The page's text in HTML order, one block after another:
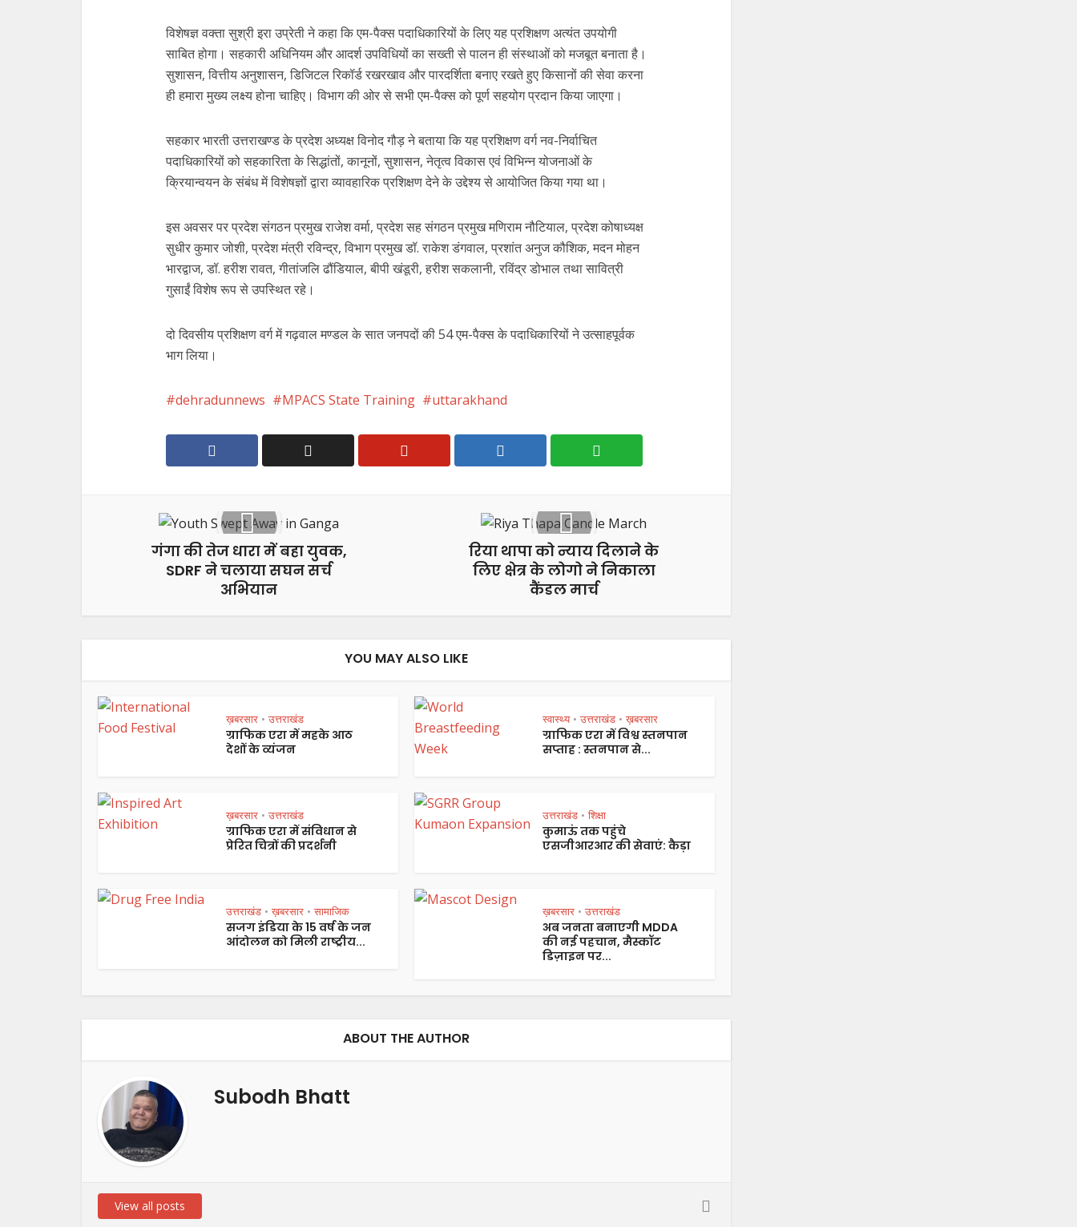
विशेषज्ञ वक्ता सुश्री इरा उप्रेती ने कहा कि एम-पैक्स पदाधिकारियों के लिए यह प्रशिक्षण अत्यंत उपयोगी
साबित होगा। सहकारी अधिनियम और आदर्श उपविधियों का सख्ती से पालन ही संस्थाओं को मजबूत बनाता है।
सुशासन, वित्तीय अनुशासन, डिजिटल रिकॉर्ड रखरखाव और पारदर्शिता बनाए रखते हुए किसानों की सेवा करना
ही हमारा मुख्य लक्ष्य होना चाहिए। विभाग की ओर से सभी एम-पैक्स को पूर्ण सहयोग प्रदान किया जाएगा।
सहकार भारती उत्तराखण्ड के प्रदेश अध्यक्ष विनोद गौड़ ने बताया कि यह प्रशिक्षण वर्ग नव-निर्वाचित
पदाधिकारियों को सहकारिता के सिद्धांतों, कानूनों, सुशासन, नेतृत्व विकास एवं विभिन्न योजनाओं के
क्रियान्वयन के संबंध में विशेषज्ञों द्वारा व्यावहारिक प्रशिक्षण देने के उद्देश्य से आयोजित किया गया था।
इस अवसर पर प्रदेश संगठन प्रमुख राजेश वर्मा, प्रदेश सह संगठन प्रमुख मणिराम नौटियाल, प्रदेश कोषाध्यक्ष
सुधीर कुमार जोशी, प्रदेश मंत्री रविन्द्र, विभाग प्रमुख डॉ. राकेश डंगवाल, प्रशांत अनुज कौशिक, मदन मोहन
भारद्वाज, डॉ. हरीश रावत, गीतांजलि ढौंडियाल, बीपी खंडूरी, हरीश सकलानी, रविंद्र डोभाल तथा सावित्री
गुसाईं विशेष रूप से उपस्थित रहे।
दो दिवसीय प्रशिक्षण वर्ग में गढ़वाल मण्डल के सात जनपदों की 54 एम-पैक्स के पदाधिकारियों ने उत्साहपूर्वक
भाग लिया।
dehradunnews MPACS State Training uttarakhand
गंगा की तेज धारा में बहा युवक,
SDRF ने चलाया सघन सर्च
अभियान
रिया थापा को न्याय दिलाने के
लिए क्षेत्र के लोगो ने निकाला
कैंडल मार्च
YOU MAY ALSO LIKE
ख़बरसार • उत्तराखंड
ग्राफिक एरा में महके आठ
देशों के व्यंजन
स्वास्थ्य • उत्तराखंड • ख़बरसार
ग्राफिक एरा में विश्व स्तनपान
सप्ताह : स्तनपान से...
ख़बरसार • उत्तराखंड
ग्राफिक एरा में संविधान से
प्रेरित चित्रों की प्रदर्शनी
उत्तराखंड • शिक्षा
कुमाऊं तक पहुंचे
एसजीआरआर की सेवाएं: कैड़ा
उत्तराखंड • ख़बरसार • सामाजिक
सजग इंडिया के 15 वर्ष के जन
आंदोलन को मिली राष्ट्रीय...
ख़बरसार • उत्तराखंड
अब जनता बनाएगी MDDA
की नई पहचान, मैस्कॉट
डिज़ाइन पर...
ABOUT THE AUTHOR
Subodh Bhatt
View all posts